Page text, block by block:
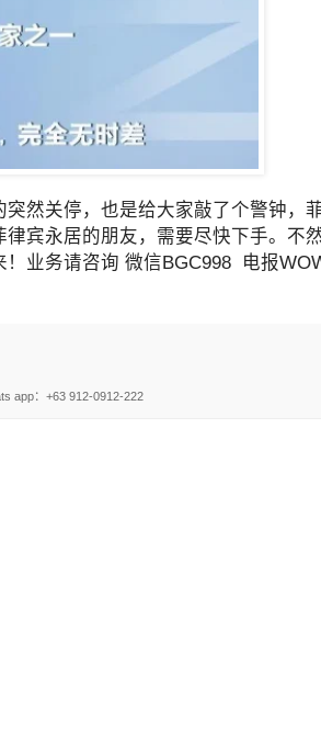
然关停，也是给大家敲了个警钟，
宾永居的朋友，需要尽快下手。不
业务请咨询 微信BGC998 电报
app：+63 912-0912-222